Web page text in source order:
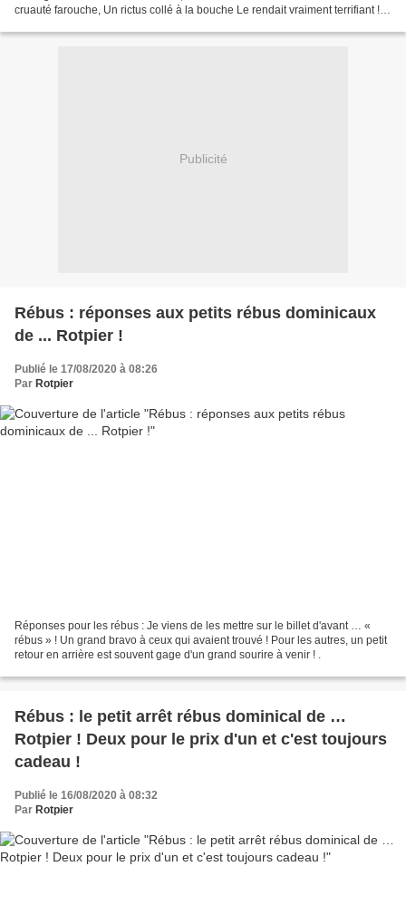
cruauté farouche, Un rictus collé à la bouche Le rendait vraiment terrifiant !
Publicité
Rébus : réponses aux petits rébus dominicaux
de ... Rotpier !
Publié le 17/08/2020 à 08:26
Par Rotpier
Réponses pour les rébus : Je viens de les mettre sur le billet d'avant … «
rébus » ! Un grand bravo à ceux qui avaient trouvé ! Pour les autres, un petit
retour en arrière est souvent gage d'un grand sourire à venir ! .
Rébus : le petit arrêt rébus dominical de …
Rotpier ! Deux pour le prix d'un et c'est toujours
cadeau !
Publié le 16/08/2020 à 08:32
Par Rotpier